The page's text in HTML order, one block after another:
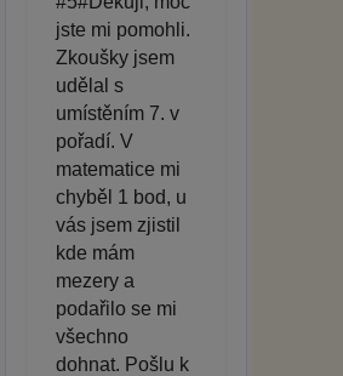
jste mi pomohli.
Zkoušky jsem
udělal s
umístěním 7. v
pořadí. V
matematice mi
chyběl 1 bod, u
vás jsem zjistil
kde mám
mezery a
podařilo se mi
všechno
dohnat. Pošlu k